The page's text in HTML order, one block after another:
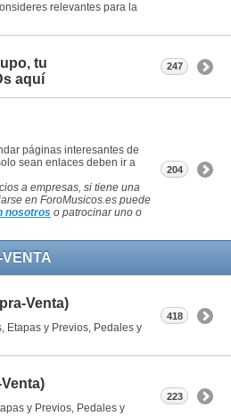
relevantes para la
tu
aquí
247
páginas interesantes de
sean enlaces deben ir a
a empresas, si tiene una
en ForoMusicos.es puede
nosotros o patrocinar uno o
204
Venta)
Etapas y Previos, Pedales y
418
y Previos, Pedales y
223